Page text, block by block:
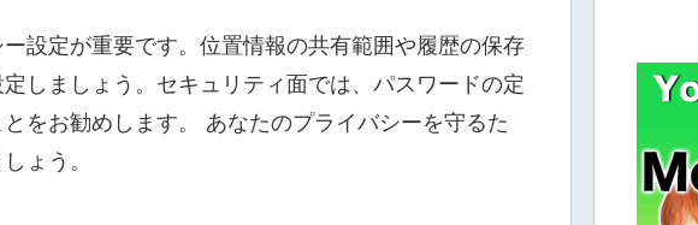
設定が重要です。位置情報の共有範囲や履歴の保存
しましょう。セキュリティ面では、パスワードの定
をお勧めします。 あなたのプライバシーを守るた
ょう。